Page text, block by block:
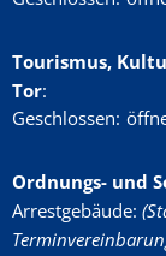
Tourismus,
Tor:
Klicken, um
Geschlossen:
Ordnungs- und
Arrestgebäude: